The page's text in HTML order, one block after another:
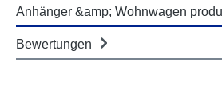
Anhänger &amp; Wohnwagen
Bewertungen